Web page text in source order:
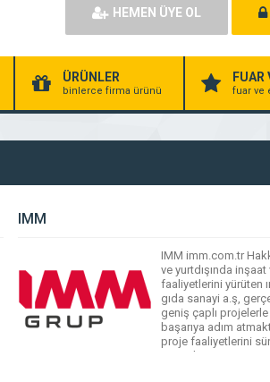
HEMEN ÜYE OL
ÜRÜNLER
binlerce firma ürünü
FUAR
fuar ve
IMM
IMM imm.com.tr
ve yurtdışında
faaliyetlerini yürüten
gıda sanayi a.ş,
geniş çaplı
başarıya adım
proje faaliyetlerini
Başarılı yatırım ve